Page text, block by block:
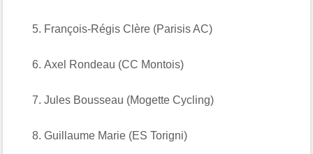
François-Régis Clère (Parisis AC)
Axel Rondeau (CC Montois)
Jules Bousseau (Mogette Cycling)
Guillaume Marie (ES Torigni)